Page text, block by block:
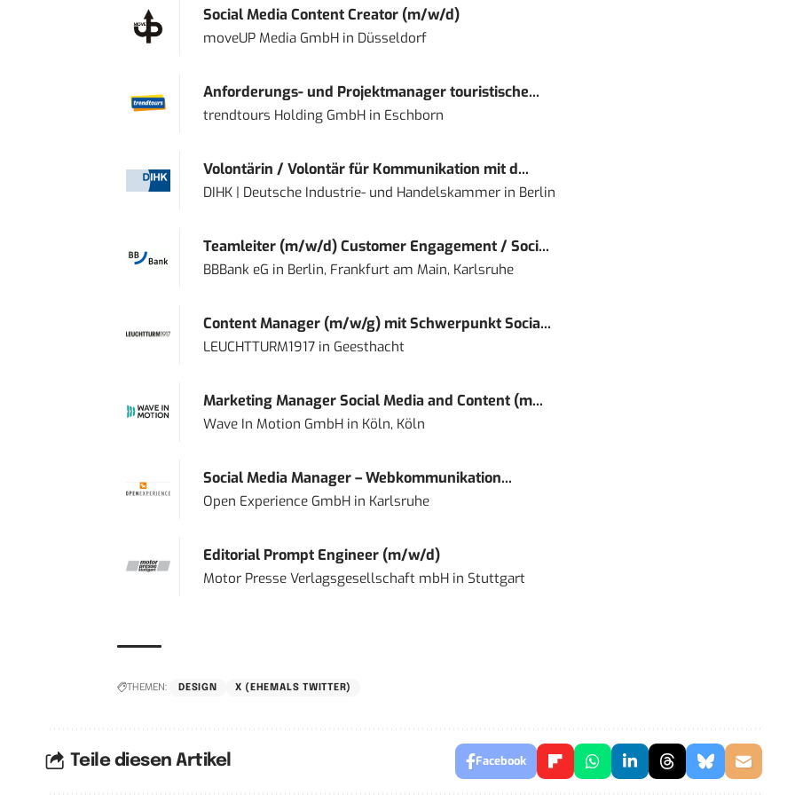
Social Media Content Creator (m/w/d)
moveUP Media GmbHin Düsseldorf
Anforderungs- und Projektmanager touristische...
trendtours Holding GmbHin Eschborn
Volontärin / Volontär für Kommunikation mit d...
DIHK | Deutsche Industrie- und Handelskammerin Berlin
Teamleiter (m/w/d) Customer Engagement / Soci...
BBBank eG in Berlin, Frankfurt am Main, Karlsruhe
Content Manager (m/w/g) mit Schwerpunkt Socia...
LEUCHTTURM1917in Geesthacht
Marketing Manager Social Media and Content (m...
Wave In Motion GmbHin Köln, Köln
Social Media Manager – Webkommunikation...
Open Experience GmbHin Karlsruhe
Editorial Prompt Engineer (m/w/d)
Motor Presse Verlagsgesellschaft mbHin Stuttgart
THEMEN: DESIGN X (EHEMALS TWITTER)
Teile diesen Artikel Facebook